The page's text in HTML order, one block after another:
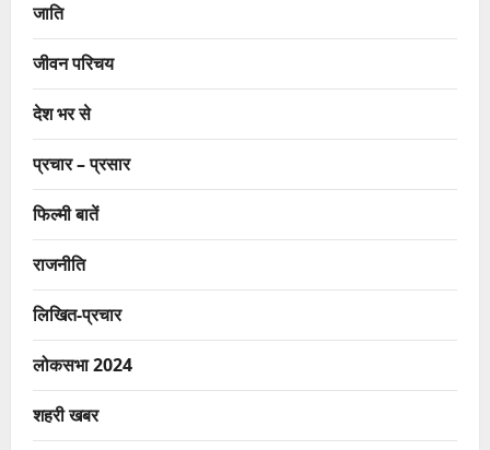
जाति
जीवन परिचय
देश भर से
प्रचार – प्रसार
फिल्मी बातें
राजनीति
लिखित-प्रचार
लोकसभा 2024
शहरी खबर